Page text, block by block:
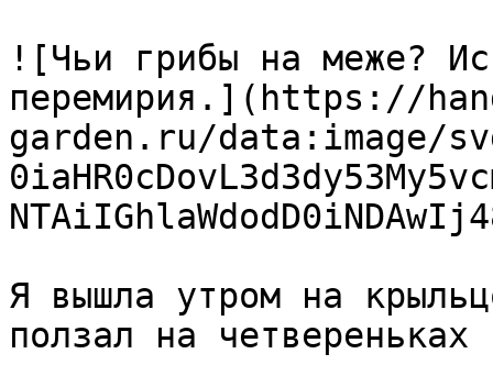
![Чьи грибы на меже?
перемирия.](https://
garden.ru/data:image/
Я вышла утром на
ползал на